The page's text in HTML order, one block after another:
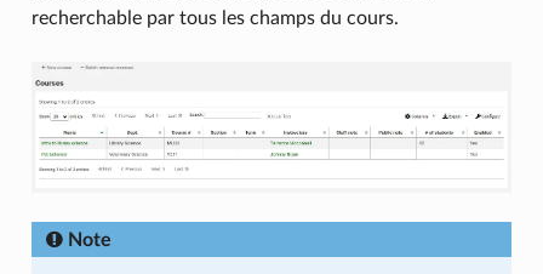
recherchable par tous les champs du cours.
Note